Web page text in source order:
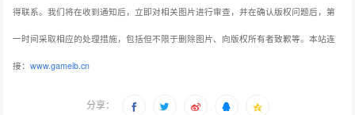
得联系。我们将在收到通知后，立即对相关图片进行审查，并在确认版权问题后，第
一时间采取相应的处理措施，包括但不限于删除图片、向版权所有者致歉等。本站连
接：www.gameib.cn
分享：